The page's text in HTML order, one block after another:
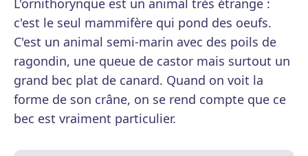
L'ornithorynque est un animal très étrange :
c'est le seul mammifère qui pond des oeufs.
C'est un animal semi-marin avec des poils de
ragondin, une queue de castor mais surtout un
grand bec plat de canard. Quand on voit la
forme de son crâne, on se rend compte que ce
bec est vraiment particulier.